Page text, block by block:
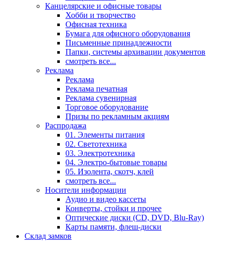
Канцелярские и офисные товары
Хобби и творчество
Офисная техника
Бумага для офисного оборудования
Письменные принадлежности
Папки, системы архивации документов
смотреть все...
Реклама
Реклама
Реклама печатная
Реклама сувенирная
Торговое оборудование
Призы по рекламным акциям
Распродажа
01. Элементы питания
02. Светотехника
03. Электротехника
04. Электро-бытовые товары
05. Изолента, скотч, клей
смотреть все...
Носители информации
Аудио и видео кассеты
Конверты, стойки и прочее
Оптические диски (CD, DVD, Blu-Ray)
Карты памяти, флеш-диски
Склад замков